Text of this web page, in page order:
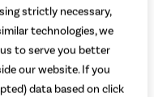
strictly necessary,
technologies, we
to serve you better
our website. If you
data based on click